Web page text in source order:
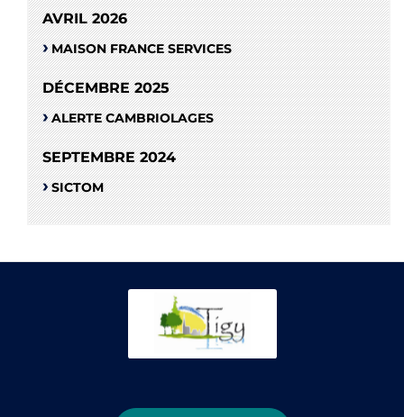
AVRIL 2026
MAISON FRANCE SERVICES
DÉCEMBRE 2025
ALERTE CAMBRIOLAGES
SEPTEMBRE 2024
SICTOM